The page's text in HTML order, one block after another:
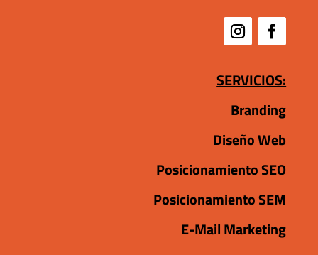
SERVICIOS:
Branding
Diseño Web
Posicionamiento SEO
Posicionamiento SEM
E-Mail Marketing